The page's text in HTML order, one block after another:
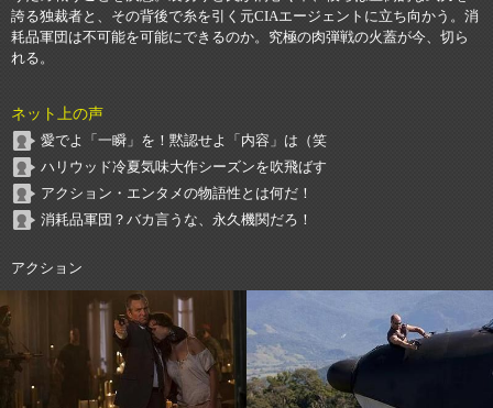
誇る独裁者と、その背後で糸を引く元CIAエージェントに立ち向かう。消
耗品軍団は不可能を可能にできるのか。究極の肉弾戦の火蓋が今、切ら
れる。
ネット上の声
愛でよ「一瞬」を！黙認せよ「内容」は（笑
ハリウッド冷夏気味大作シーズンを吹飛ばす
アクション・エンタメの物語性とは何だ！
消耗品軍団？バカ言うな、永久機関だろ！
アクション